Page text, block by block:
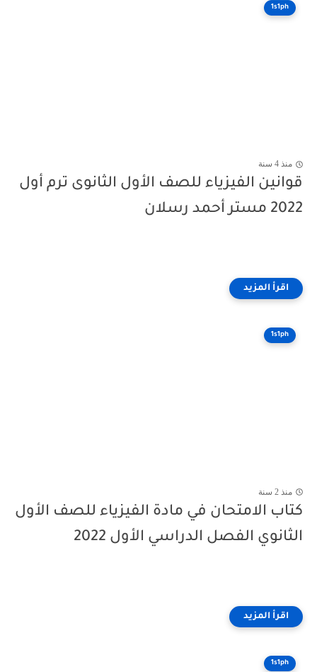
1s1ph
منذ 4 سنة
قوانين الفيزياء للصف الأول الثانوى ترم أول
2022 مستر أحمد رسلان
1s1ph
منذ 2 سنة
كتاب الامتحان في مادة الفيزياء للصف الأول
الثانوي الفصل الدراسي الأول 2022
1s1ph